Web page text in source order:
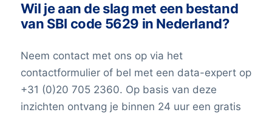
Wil je aan de slag met een bestand
van SBI code 5629 in Nederland?
Neem contact met ons op via het
contactformulier of bel met een data-expert op
+31 (0)20 705 2360. Op basis van deze
inzichten ontvang je binnen 24 uur een gratis